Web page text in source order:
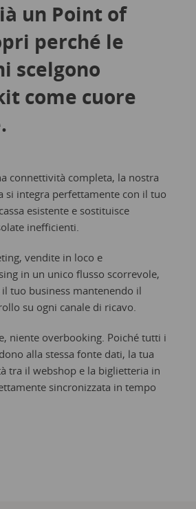
un Point of
perché le
scelgono
come cuore
connettività completa, la nostra
si integra perfettamente con il tuo
esistente e sostituisce
inefficienti.
vendite in loco e
in un unico flusso scorrevole,
il tuo business mantenendo il
su ogni canale di ricavo.
niente overbooking. Poiché tutti i
alla stessa fonte dati, la tua
tra il webshop e la biglietteria in
sincronizzata in tempo